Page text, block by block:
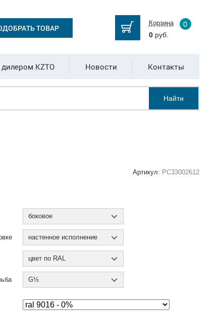
ТОВАР
Корзина
0
0руб.
KZTO Новости Контакты
Найти
Артикул: РС33002612
боковое
настенное исполнение
цвет по RAL
G½